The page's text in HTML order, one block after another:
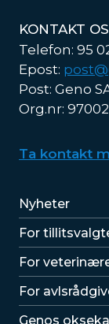
KONTAKT
Telefon: 95
Epost:
Post: Geno
Org.nr:
Ta kontakt
Lenker
Nyheter
For
For
For
Genos